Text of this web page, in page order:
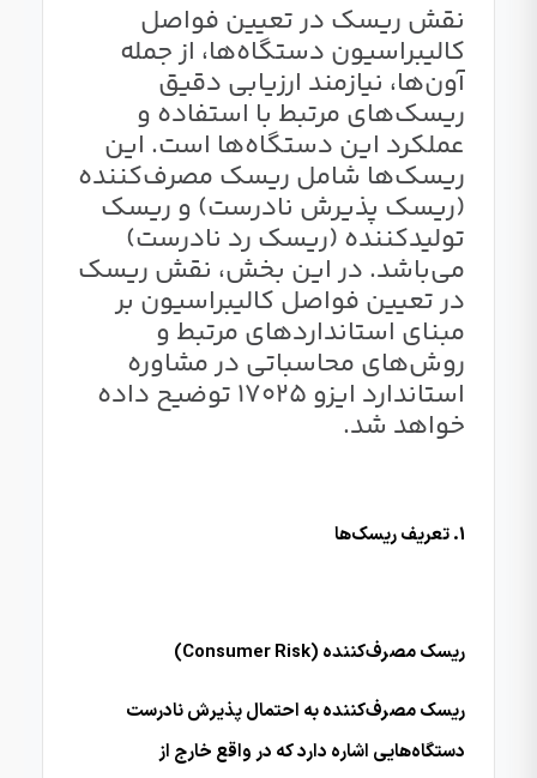
نقش ریسک در تعیین فواصل
کالیبراسیون دستگاه‌ها، از جمله
آون‌ها، نیازمند ارزیابی دقیق
ریسک‌های مرتبط با استفاده و
عملکرد این دستگاه‌ها است. این
ریسک‌ها شامل ریسک مصرف‌کننده
(ریسک پذیرش نادرست) و ریسک
تولیدکننده (ریسک رد نادرست)
می‌باشد. در این بخش، نقش ریسک
در تعیین فواصل کالیبراسیون بر
مبنای استانداردهای مرتبط و
روش‌های محاسباتی در مشاوره
استاندارد ایزو 17025 توضیح داده
خواهد شد.
1. تعریف ریسک‌ها
ریسک مصرف‌کننده (Consumer Risk)
ریسک مصرف‌کننده به احتمال پذیرش نادرست
دستگاه‌هایی اشاره دارد که در واقع خارج از